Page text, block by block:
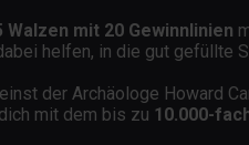
Walzen mit 20 Gewinnlinien
helfen, in die gut gefüllte
der Archäologe Howard
mit dem bis zu 10.000-